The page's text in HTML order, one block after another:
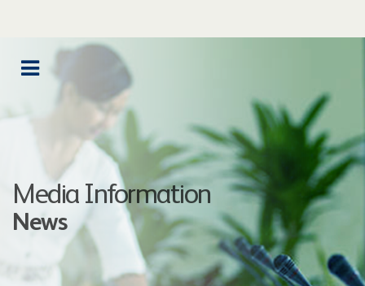
Media Information
News